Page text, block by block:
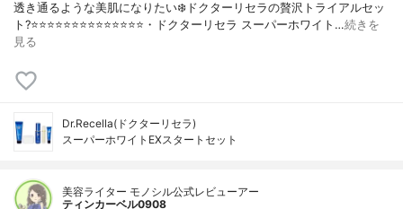
透き通るような美肌になりたい❄️ドクターリセラの贅沢トライアルセッ
ト?⭐️⭐️⭐️⭐️⭐️⭐️⭐️⭐️⭐️⭐️⭐️⭐️⭐️⭐️・ドクターリセラ スーパーホワイト…続きを
見る
Dr.Recella(ドクターリセラ)
スーパーホワイトEXスタートセット
美容ライター モノシル公式レビューアー
ティンカーベル0908